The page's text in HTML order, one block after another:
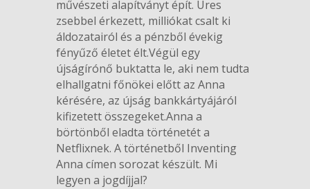
művészeti alapítványt épít. Üres
zsebbel érkezett, milliókat csalt ki
áldozatairól és a pénzből évekig
fényűző életet élt.Végül egy
újságírónő buktatta le, aki nem tudta
elhallgatni főnökei előtt az Anna
kérésére, az újság bankkártyájáról
kifizetett összegeket.Anna a
börtönből eladta történetét a
Netflixnek. A történetből Inventing
Anna címen sorozat készült. Mi
legyen a jogdíjjal?